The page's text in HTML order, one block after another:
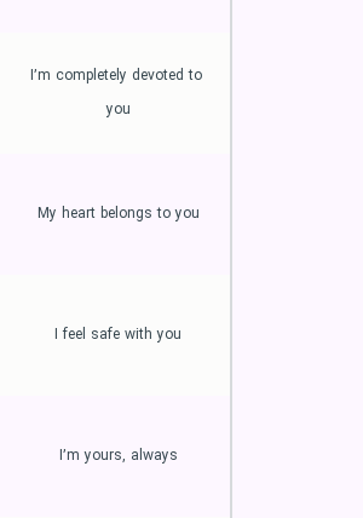
I’m completely devoted to
you
My heart belongs to you
I feel safe with you
I’m yours, always